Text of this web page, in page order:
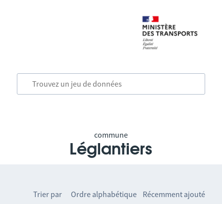
commune
Léglantiers
Trier par Ordre alphabétique Récemment ajouté